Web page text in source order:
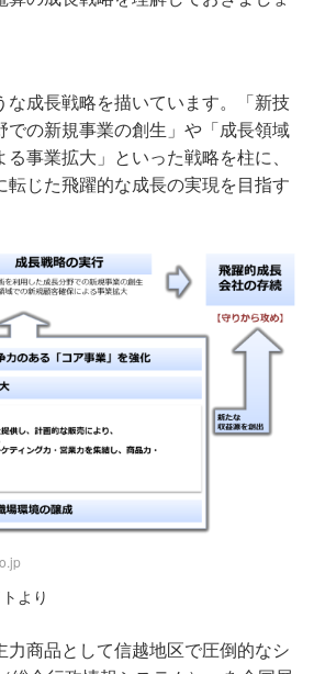
な成長戦略を描いています。「新技
での新規事業の創生」や「成長領域
事業拡大」といった戦略を柱に、
転じた飛躍的な成長の実現を目指す
より
力商品として信越地区で圧倒的なシ